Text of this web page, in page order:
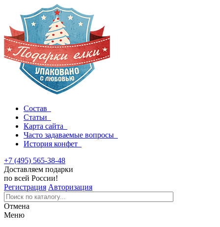
Состав
Статьи
Карта сайта
Часто задаваемые вопросы
История конфет
+7 (495) 565-38-48
Доставляем подарки
по всей России!
Регистрация Авторизация
Отмена
Меню